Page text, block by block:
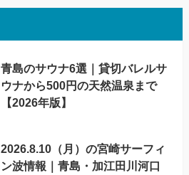
青島のサウナ6選｜貸切バレルサ
ウナから500円の天然温泉まで
【2026年版】
2026.8.10（月）の宮崎サーフィ
ン波情報｜青島・加江田川河口